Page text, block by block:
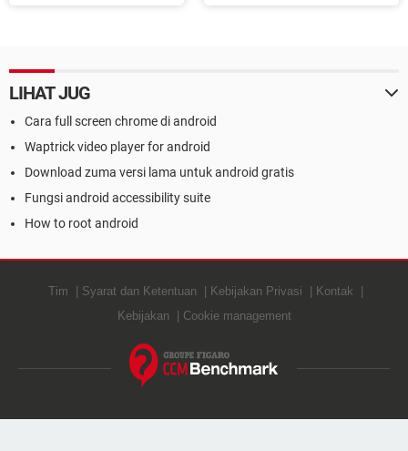
LIHAT JUG
Cara full screen chrome di android
Waptrick video player for android
Download zuma versi lama untuk android gratis
Fungsi android accessibility suite
How to root android
Tim Syarat dan Ketentuan Kebijakan Privasi
Kontak
Kebijakan
Cookie management